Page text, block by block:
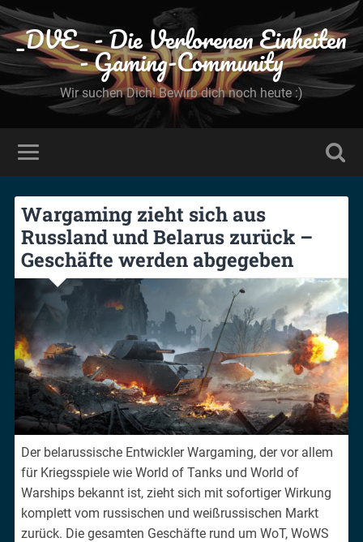
_DVE_ - Die Verlorenen Einheiten
- Gaming-Community
Wir suchen Dich! Bewirb dich noch heute :)
Wargaming zieht sich aus
Russland und Belarus zurück –
Geschäfte werden abgegeben
Der belarussische Entwickler Wargaming, der vor allem
für Kriegsspiele wie World of Tanks und World of
Warships bekannt ist, zieht sich mit sofortiger Wirkung
komplett vom russischen und weißrussischen Markt
zurück. Die gesamten Geschäfte rund um WoT, WoWS